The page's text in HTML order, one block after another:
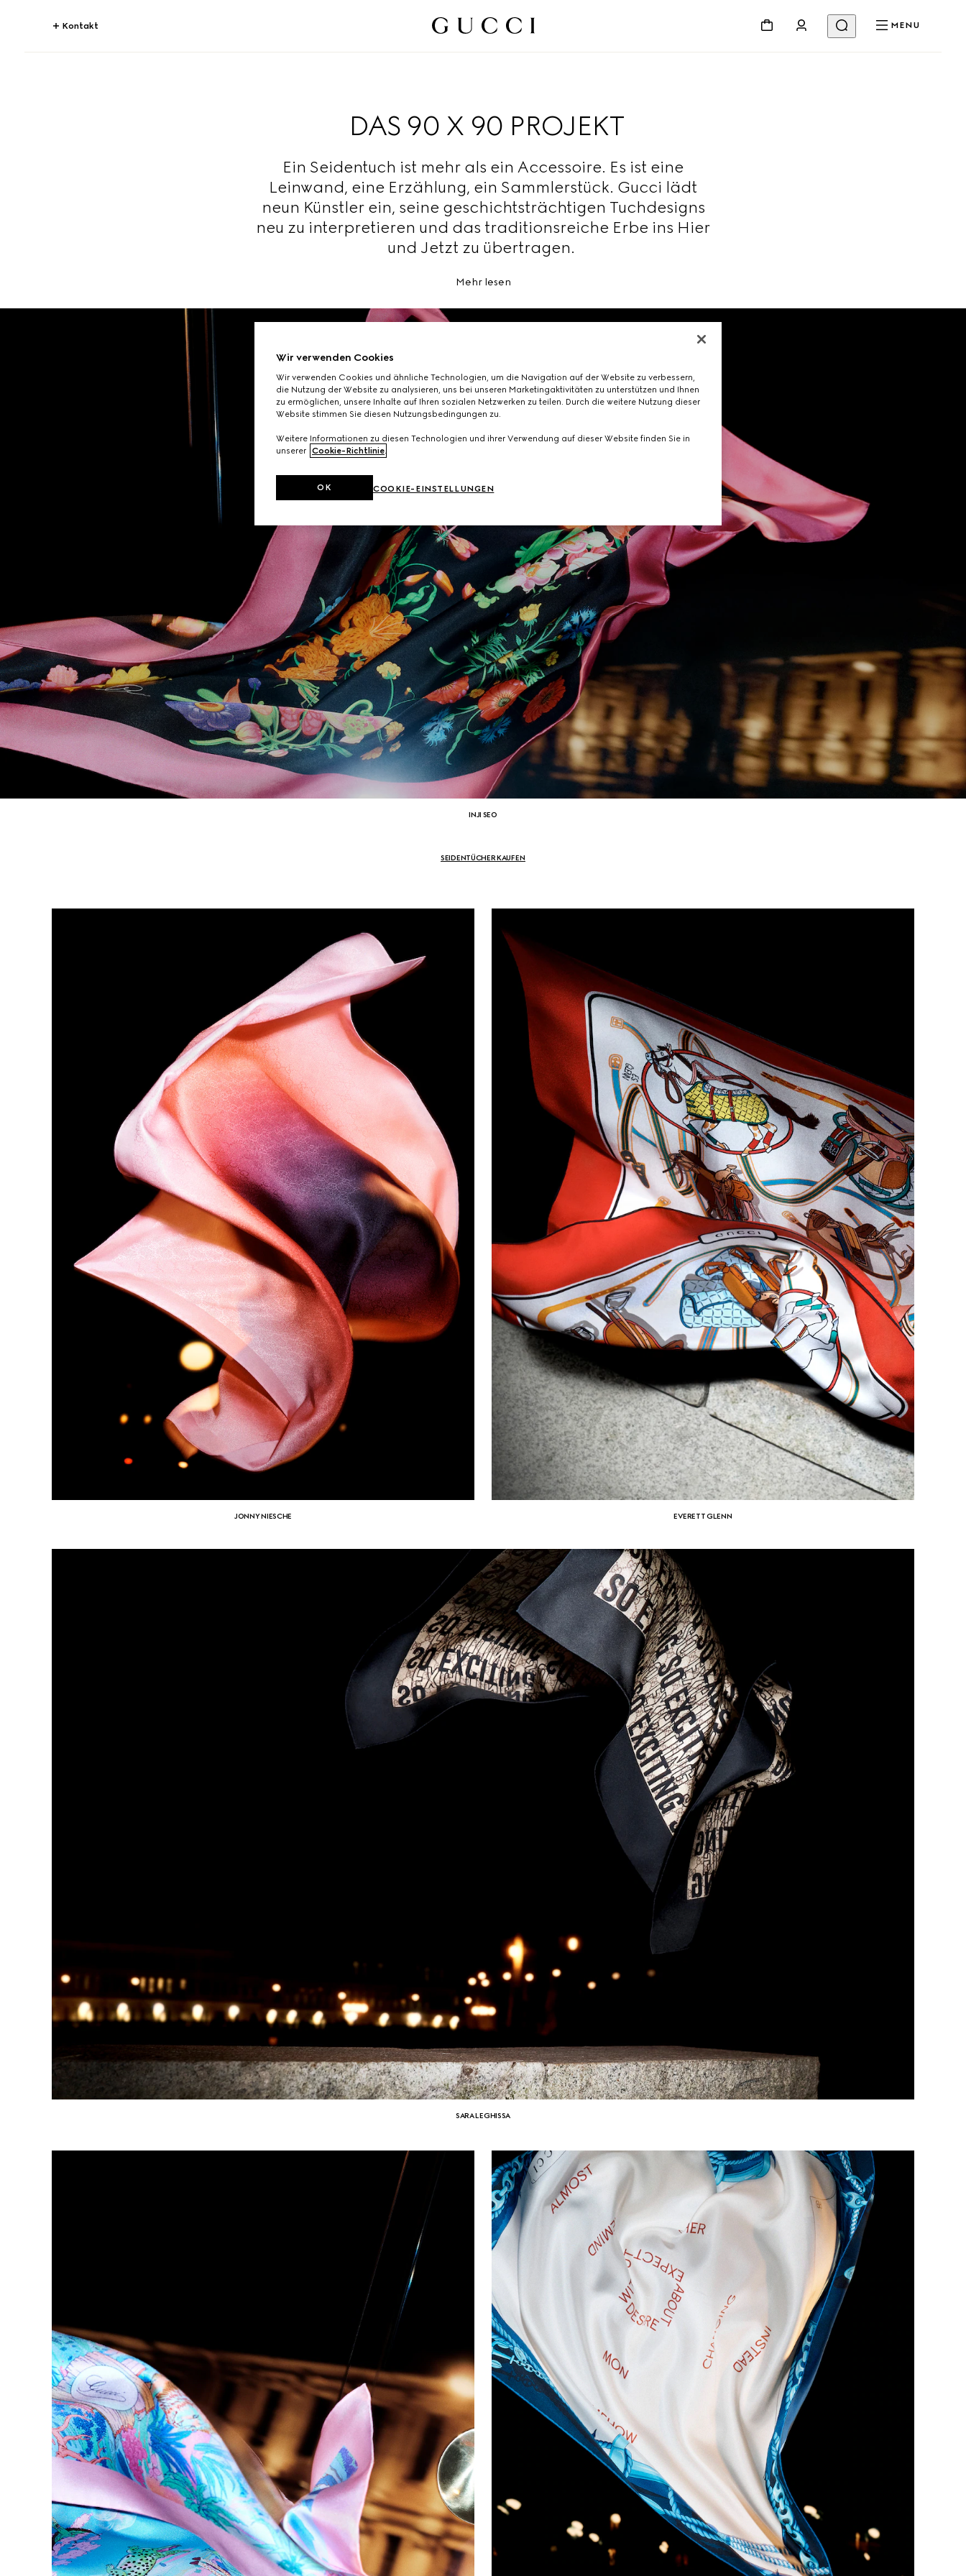
Kontakt MENU
DAS 90 X 90 PROJEKT
Ein Seidentuch ist mehr als ein Accessoire. Es ist eine
Leinwand, eine Erzählung, ein Sammlerstück. Gucci lädt
neun Künstler ein, seine geschichtsträchtigen Tuchdesigns
neu zu interpretieren und das traditionsreiche Erbe ins Hier
und Jetzt zu übertragen.
Mehr lesen
INJI SEO
SEIDENTÜCHER KAUFEN
JONNY NIESCHE EVERETT GLENN
SARA LEGHISSA
Wir verwenden Cookies
Wir verwenden Cookies und ähnliche Technologien, um die Navigation auf der Website zu verbessern,
die Nutzung der Website zu analysieren, uns bei unseren Marketingaktivitäten zu unterstützen und Ihnen
zu ermöglichen, unsere Inhalte auf Ihren sozialen Netzwerken zu teilen. Durch die weitere Nutzung dieser
Website stimmen Sie diesen Nutzungsbedingungen zu.
Weitere Informationen zu diesen Technologien und ihrer Verwendung auf dieser Website finden Sie in
unserer Cookie-Richtlinie.
COOKIE-EINSTELLUNGEN
OK